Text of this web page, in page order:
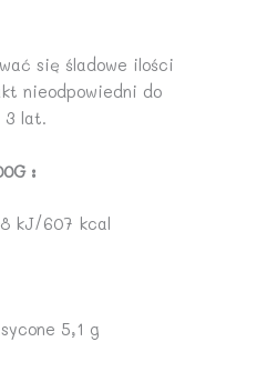
się śladowe ilości
nieodpowiedni do
3 lat.
:
kJ/607 kcal
5,1 g